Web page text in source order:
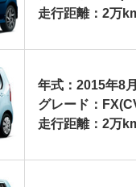
走行距離：2万
年式：2015年8月
グレード：
走行距離：2万